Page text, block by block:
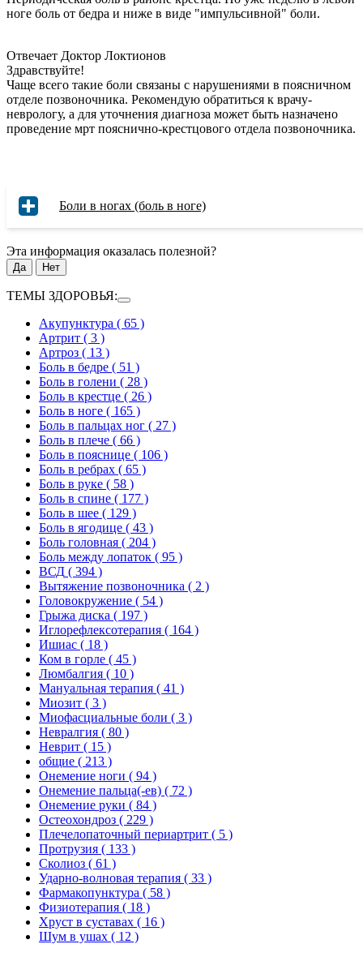
ноге боль от бедра и ниже в виде "импульсивной" боли.
Отвечает Доктор Локтионов
Здравствуйте!
Чаще всего такие боли связаны с нарушениями в поясничном
отделе позвоночника. Рекомендую обратиться к врачу-
неврологу, а для уточнения диагноза может быть назначено
проведение мрт пояснично-крестцового отдела позвоночника.
Боли в ногах (боль в ноге)
Эта информация оказалась полезной?
Да Нет
ТЕМЫ ЗДОРОВЬЯ:
Акупунктура ( 65 )
Артрит ( 3 )
Артроз ( 13 )
Боль в бедре ( 51 )
Боль в голени ( 28 )
Боль в крестце ( 26 )
Боль в ноге ( 165 )
Боль в пальцах ног ( 27 )
Боль в плече ( 66 )
Боль в пояснице ( 106 )
Боль в ребрах ( 65 )
Боль в руке ( 58 )
Боль в спине ( 177 )
Боль в шее ( 129 )
Боль в ягодице ( 43 )
Боль головная ( 204 )
Боль между лопаток ( 95 )
ВСД ( 394 )
Вытяжение позвоночника ( 2 )
Головокружение ( 54 )
Грыжа диска ( 197 )
Иглорефлексотерапия ( 164 )
Ишиас ( 18 )
Ком в горле ( 45 )
Люмбалгия ( 10 )
Мануальная терапия ( 41 )
Миозит ( 3 )
Миофасциальные боли ( 3 )
Невралгия ( 80 )
Неврит ( 15 )
общие ( 213 )
Онемение ноги ( 94 )
Онемение пальца(-ев) ( 72 )
Онемение руки ( 84 )
Остеохондроз ( 229 )
Плечелопаточный периартрит ( 5 )
Протрузия ( 133 )
Сколиоз ( 61 )
Ударно-волновая терапия ( 33 )
Фармакопунктура ( 58 )
Физиотерапия ( 18 )
Хруст в суставах ( 16 )
Шум в ушах ( 12 )